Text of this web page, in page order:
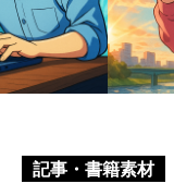
記事・書籍素材